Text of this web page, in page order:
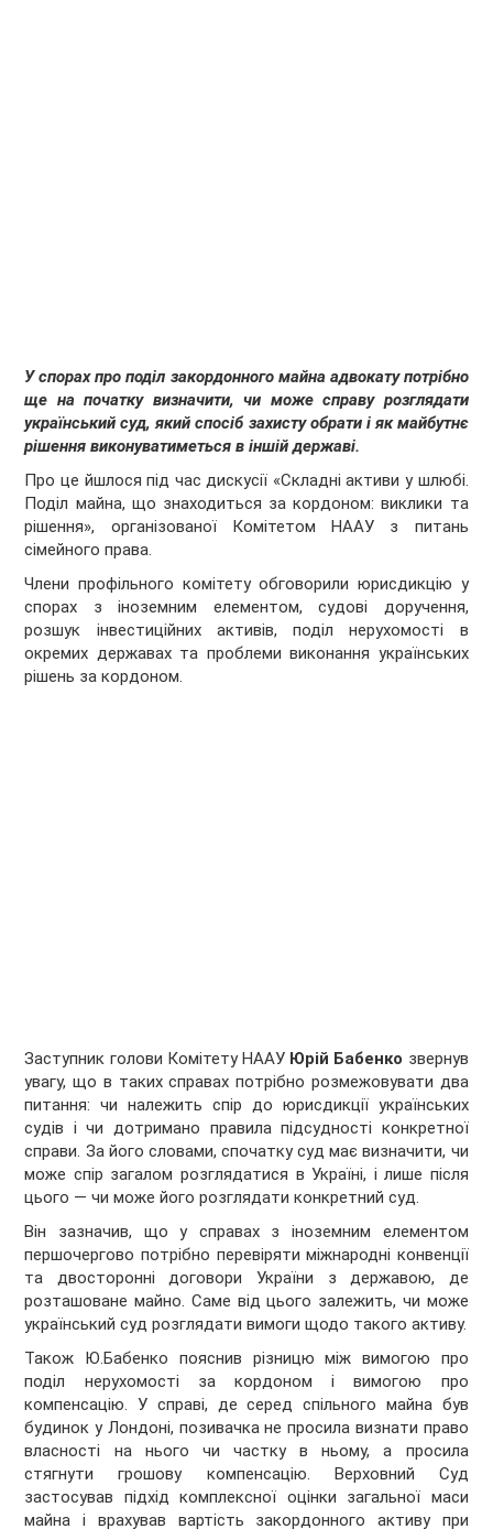
У спорах про поділ закордонного майна адвокату потрібно
ще на початку визначити, чи може справу розглядати
український суд, який спосіб захисту обрати і як майбутнє
рішення виконуватиметься в іншій державі.
Про це йшлося під час дискусії «Складні активи у шлюбі.
Поділ майна, що знаходиться за кордоном: виклики та
рішення», організованої Комітетом НААУ з питань
сімейного права.
Члени профільного комітету обговорили юрисдикцію у
спорах з іноземним елементом, судові доручення,
розшук інвестиційних активів, поділ нерухомості в
окремих державах та проблеми виконання українських
рішень за кордоном.
Заступник голови Комітету НААУ Юрій Бабенко звернув
увагу, що в таких справах потрібно розмежовувати два
питання: чи належить спір до юрисдикції українських
судів і чи дотримано правила підсудності конкретної
справи. За його словами, спочатку суд має визначити, чи
може спір загалом розглядатися в Україні, і лише після
цього — чи може його розглядати конкретний суд.
Він зазначив, що у справах з іноземним елементом
першочергово потрібно перевіряти міжнародні конвенції
та двосторонні договори України з державою, де
розташоване майно. Саме від цього залежить, чи може
український суд розглядати вимоги щодо такого активу.
Також Ю.Бабенко пояснив різницю між вимогою про
поділ нерухомості за кордоном і вимогою про
компенсацію. У справі, де серед спільного майна був
будинок у Лондоні, позивачка не просила визнати право
власності на нього чи частку в ньому, а просила
стягнути грошову компенсацію. Верховний Суд
застосував підхід комплексної оцінки загальної маси
майна і врахував вартість закордонного активу при